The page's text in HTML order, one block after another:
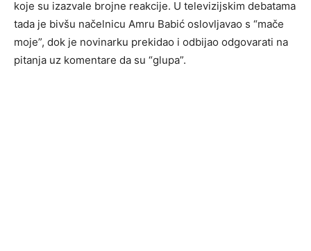
koje su izazvale brojne reakcije. U televizijskim debatama
tada je bivšu načelnicu Amru Babić oslovljavao s “mače
moje”, dok je novinarku prekidao i odbijao odgovarati na
pitanja uz komentare da su “glupa”.